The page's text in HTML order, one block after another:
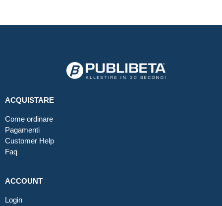
ACQUISTARE
Come ordinare
Pagamenti
Customer Help
Faq
ACCOUNT
Login